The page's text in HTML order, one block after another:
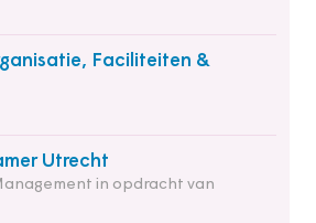
Faciliteiten &
Utrecht
in opdracht van